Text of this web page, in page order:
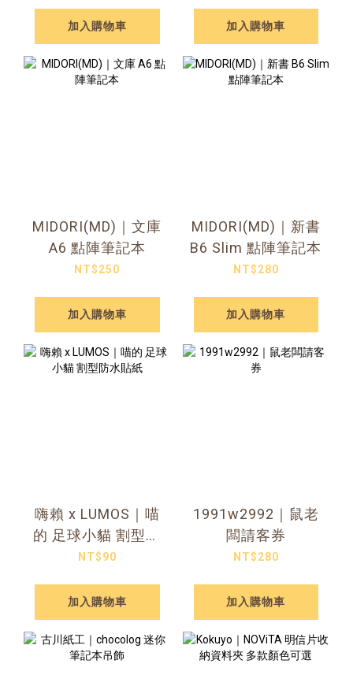
加入購物車 加入購物車
MIDORI(MD)｜文庫
A6 點陣筆記本
NT$250
加入購物車
MIDORI(MD)｜新書
B6 Slim 點陣筆記本
NT$280
加入購物車
嗨賴 x LUMOS｜喵
的 足球小貓 割型防
水貼紙
NT$90
加入購物車
1991w2992｜鼠老
闆請客券
NT$280
加入購物車